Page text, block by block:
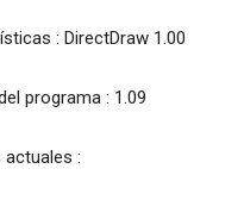
: DirectDraw 1.00
programa : 1.09
: